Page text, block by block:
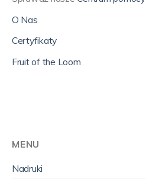
O Nas
Certyfikaty
Fruit of the Loom
MENU
Nadruki